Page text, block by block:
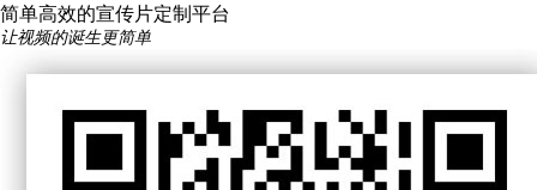
简单高效的宣传片定制平台
让视频的诞生更简单